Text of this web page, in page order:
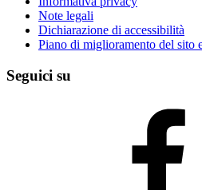
Note legali
Dichiarazione di accessibilità
Piano di miglioramento del sito
Seguici su